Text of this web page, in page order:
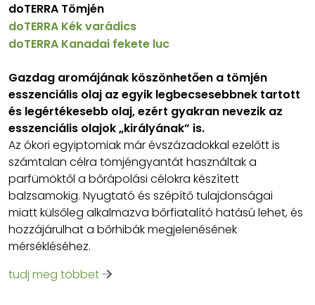
doTERRA Tömjén
doTERRA Kék varádics
doTERRA Kanadai fekete luc
Gazdag aromájának köszönhetően a tömjén
esszenciális olaj az egyik legbecsesebbnek tartott
és legértékesebb olaj, ezért gyakran nevezik az
esszenciális olajok „királyának” is.
Az ókori egyiptomiak már évszázadokkal ezelőtt is
számtalan célra tömjéngyantát használtak a
parfümöktől a bőrápolási célokra készített
balzsamokig. Nyugtató és szépítő tulajdonságai
miatt külsőleg alkalmazva bőrfiatalító hatású lehet, és
hozzájárulhat a bőrhibák megjelenésének
mérsékléséhez.
tudj meg többet